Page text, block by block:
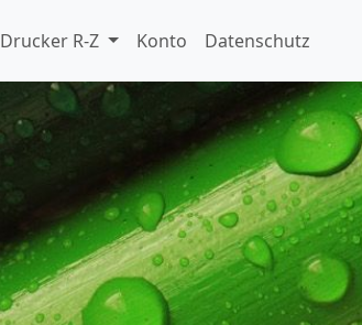
Drucker R-Z Konto Datenschutz